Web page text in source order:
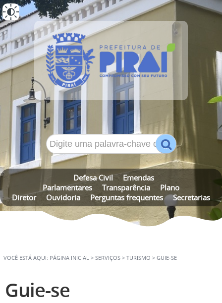
ALTO CONTRASTE MAPA DO SITE
Defesa Civil
Emendas
Parlamentares
Transparência
Plano
Diretor
Ouvidoria Perguntas frequentes Secretarias
VOCÊ ESTÁ AQUI: PÁGINA INICIAL > SERVIÇOS > TURISMO > GUIE-SE
Guie-se